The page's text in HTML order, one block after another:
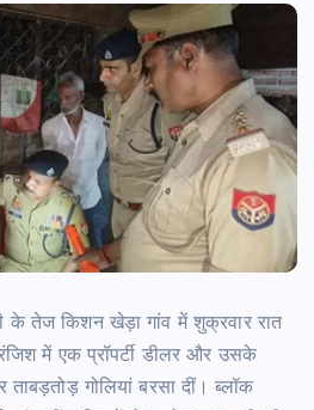
तेज किशन खेड़ा गांव में शुक्रवार रात
में एक प्रॉपर्टी डीलर और उसके
ताबड़तोड़ गोलियां बरसा दीं। ब्लॉक